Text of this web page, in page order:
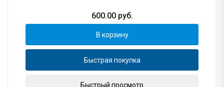
600.00руб.
В корзину
Быстрая покупка
Быстрый просмотр